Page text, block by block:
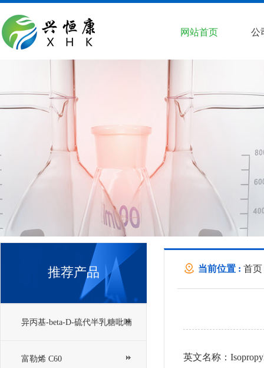
网站首页 公
推荐产品
异丙基-beta-D-硫代半乳糖吡喃
糖苷； IPTG
富勒烯 C60
当前位置 : 首页
英文名称：